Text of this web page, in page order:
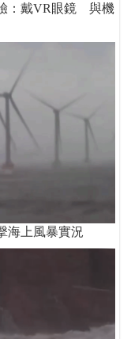
：戴VR眼鏡 與機
海上風暴實況